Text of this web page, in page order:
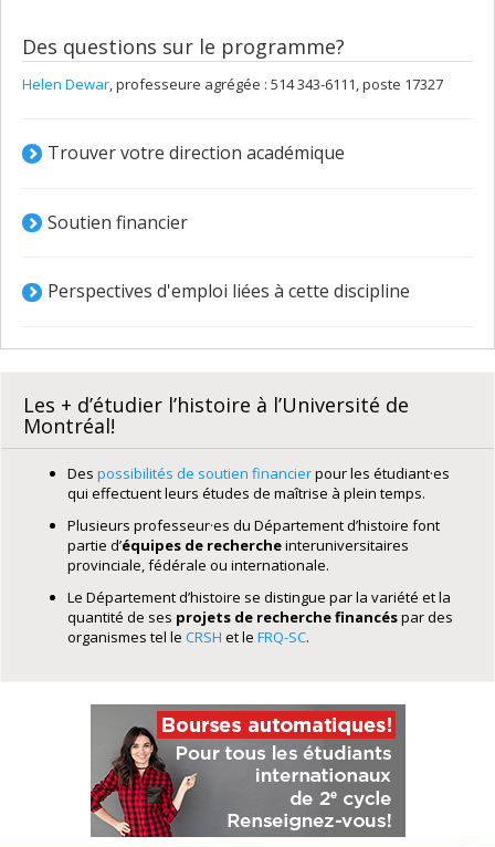
Des questions sur le programme?
Helen Dewar, professeure agrégée : 514 343-6111, poste 17327
Trouver votre direction académique
Soutien financier
Perspectives d'emploi liées à cette discipline
Les + d’étudier l’histoire à l’Université de
Montréal!
Des possibilités de soutien financierpour les étudiant·es
qui effectuent leurs études de maîtrise à plein temps.
Plusieurs professeur·es du Département d’histoire font
partie d’équipes de rechercheinteruniversitaires
provinciale, fédérale ou internationale.
Le Département d’histoire se distingue par la variété et la
quantité de ses projets de recherche financéspar des
organismes tel le CRSH et le FRQ-SC.